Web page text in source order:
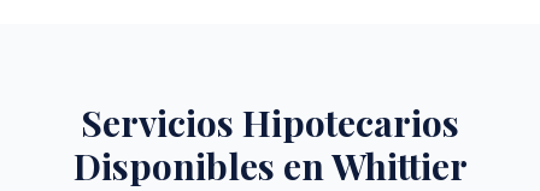
Servicios Hipotecarios
Disponibles en Whittier